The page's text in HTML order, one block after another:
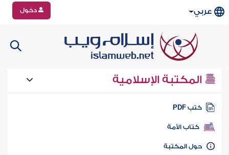
عربي دخول
المكتبة الإسلامية
كتب PDF
كتاب الأمة